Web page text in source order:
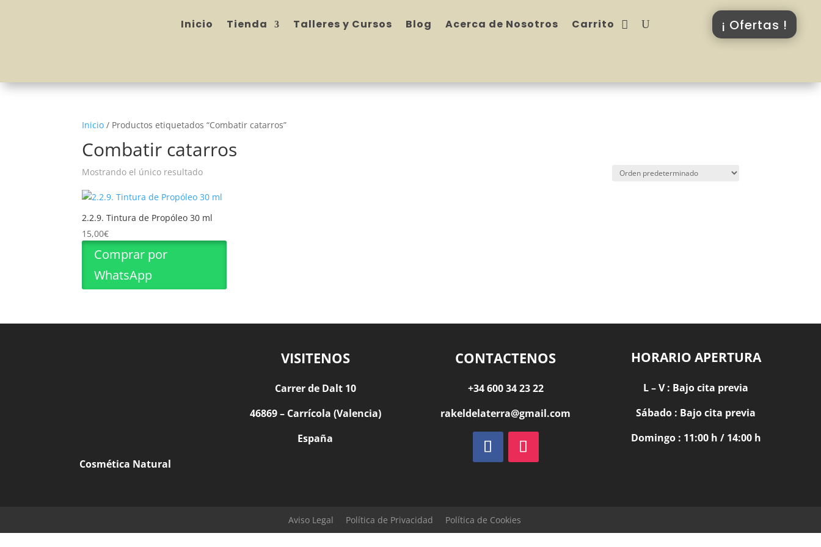
Inicio Tienda Talleres y Cursos Blog Acerca de Nosotros Carrito ¡ Ofertas !
Inicio / Productos etiquetados “Combatir catarros”
Combatir catarros
Mostrando el único resultado
2.2.9. Tintura de Propóleo 30 ml
15,00€
Comprar por
WhatsApp
Cosmética Natural
VISITENOS
Carrer de Dalt 10
46869 – Carrícola (Valencia)
España
CONTACTENOS
+34 600 34 23 22
rakeldelaterra@gmail.com
HORARIO APERTURA
L – V : Bajo cita previa
Sábado : Bajo cita previa
Domingo : 11:00 h / 14:00 h
Aviso Legal Política de Privacidad Política de Cookies